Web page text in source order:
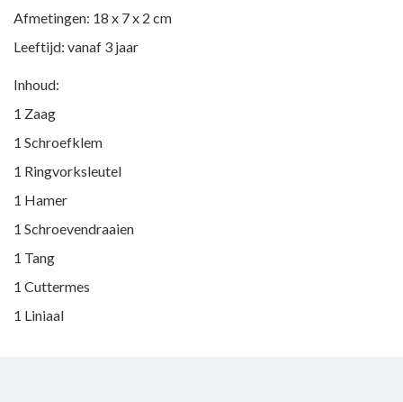
Afmetingen: 18 x 7 x 2 cm
Leeftijd: vanaf 3 jaar
Inhoud:
1 Zaag
1 Schroefklem
1 Ringvorksleutel
1 Hamer
1 Schroevendraaien
1 Tang
1 Cuttermes
1 Liniaal